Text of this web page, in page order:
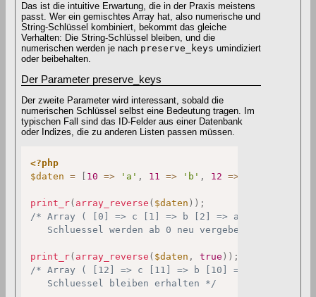
Das ist die intuitive Erwartung, die in der Praxis meistens
passt. Wer ein gemischtes Array hat, also numerische und
String-Schlüssel kombiniert, bekommt das gleiche
Verhalten: Die String-Schlüssel bleiben, und die
numerischen werden je nach preserve_keys umindiziert
oder beibehalten.
Der Parameter preserve_keys
Der zweite Parameter wird interessant, sobald die
numerischen Schlüssel selbst eine Bedeutung tragen. Im
typischen Fall sind das ID-Felder aus einer Datenbank
oder Indizes, die zu anderen Listen passen müssen.
<?php
$daten
= [ 10 => 'a' , 11 => 'b' , 12 =>
print_r( array_reverse ( $daten ) ) ;
/* Array ( [0] => c [1] => b [2] => a )
   Schluessel werden ab 0 neu vergeben */
print_r( array_reverse ( $daten , true ) ) ;
/* Array ( [12] => c [11] => b [10] => a )
   Schluessel bleiben erhalten */